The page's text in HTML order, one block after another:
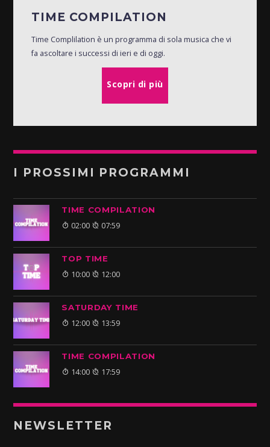
TIME COMPILATION
Time Complilation è un programma di sola musica che vi
fa ascoltare i successi di ieri e di oggi.
Scopri di più
I PROSSIMI PROGRAMMI
TIME COMPILATION
02:00 07:59
TOP TIME
10:00 12:00
SATURDAY TIME
12:00 13:59
TIME COMPILATION
14:00 17:59
NEWSLETTER